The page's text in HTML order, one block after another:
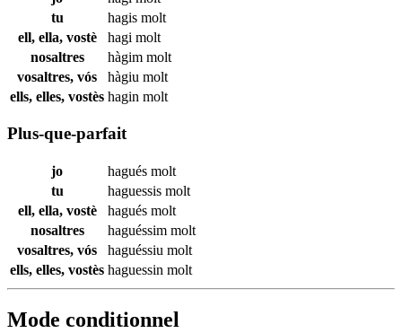
tu
hagis molt
ell, ella, vostè
hagi molt
nosaltres
hàgim molt
vosaltres, vós
hàgiu molt
ells, elles, vostès hagin molt
Plus-que-parfait
jo hagués molt
tu
haguessis molt
ell, ella, vostè
hagués molt
nosaltres
haguéssim molt
vosaltres, vós
haguéssiu molt
ells, elles, vostès haguessin molt
Mode conditionnel